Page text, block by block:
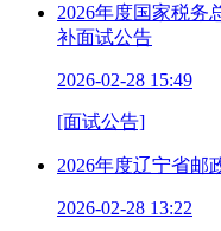
2026年度国家税务
补面试公告
2026-02-28 15:49
[面试公告]
2026年度辽宁省邮
2026-02-28 13:22